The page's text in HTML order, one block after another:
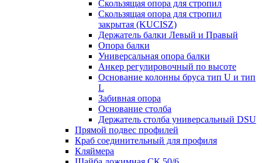
Скользящая опора для стропил
Скользящая опора для стропил
закрытая (KUCISZ)
Держатель балки Левый и Правый
Опора балки
Универсальная опора балки
Анкер регулировочный по высоте
Основание колонны бруса тип U и тип
L
Забивная опора
Основание столба
Держатель столба универсальный DSU
Прямой подвес профилей
Краб соединительный для профиля
Кляймера